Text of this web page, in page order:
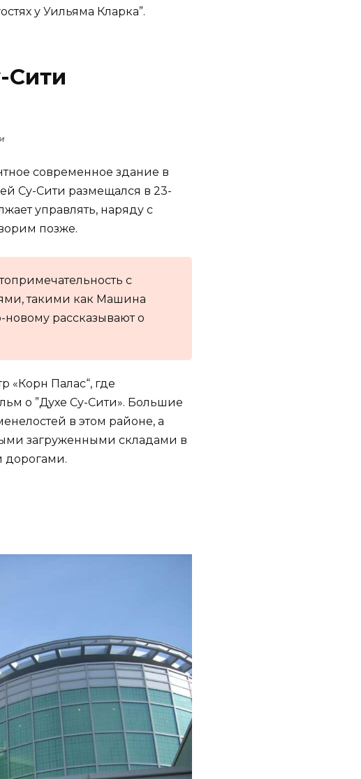
у Уильяма Кларка”.
Сити
современное здание в
Су-Сити размещался в 23-
управлять, наряду с
позже.
с
такими как Машина
рассказывают о
«Корн Палас“, где
о ”Духе Су-Сити». Большие
в этом районе, а
загруженными складами в
дорогами.